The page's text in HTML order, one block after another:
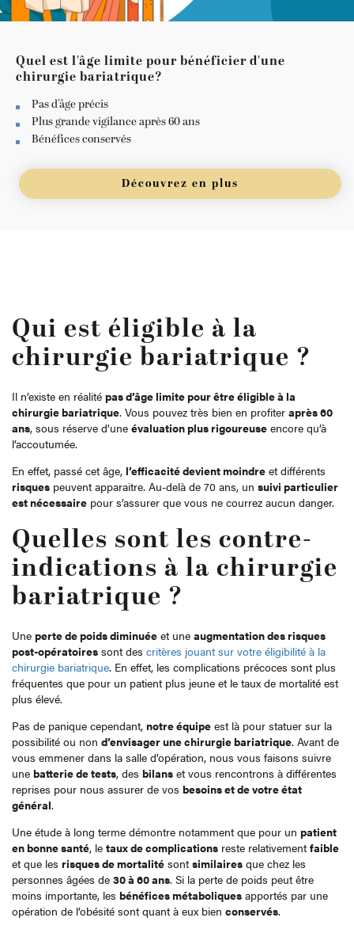
Quel est l'âge limite pour bénéficier d'une
chirurgie bariatrique?
Pas d'âge précis
Plus grande vigilance après 60 ans
Bénéfices conservés
Découvrez en plus
Qui est éligible à la
chirurgie bariatrique ?
Il n’existe en réalité pas d’âge limite pour être éligible à la
chirurgie bariatrique. Vous pouvez très bien en profiter après 60
ans, sous réserve d’une évaluation plus rigoureuse encore qu’à
l’accoutumée.
En effet, passé cet âge, l’efficacité devient moindre et différents
risques peuvent apparaitre. Au-delà de 70 ans, un suivi particulier
est nécessaire pour s’assurer que vous ne courrez aucun danger.
Quelles sont les contre-
indications à la chirurgie
bariatrique ?
Une perte de poids diminuée et une augmentation des risques
post-opératoires sont des critères jouant sur votre éligibilité à la
chirurgie bariatrique. En effet, les complications précoces sont plus
fréquentes que pour un patient plus jeune et le taux de mortalité est
plus élevé.
Pas de panique cependant, notre équipe est là pour statuer sur la
possibilité ou non d’envisager une chirurgie bariatrique. Avant de
vous emmener dans la salle d’opération, nous vous faisons suivre
une batterie de tests, des bilans et vous rencontrons à différentes
reprises pour nous assurer de vos besoins et de votre état
général.
Une étude à long terme démontre notamment que pour un patient
en bonne santé, le taux de complications reste relativementfaible
et que les risques de mortalité sontsimilaires que chez les
personnes âgées de 30 à 60 ans. Si la perte de poids peut être
moins importante, les bénéfices métaboliques apportés par une
opération de l’obésité sont quant à eux bien conservés.